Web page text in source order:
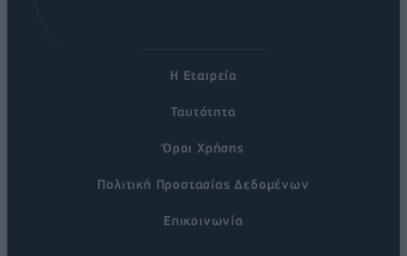
Η Εταιρεία
Ταυτότητα
Όροι Χρήσης
Πολιτική Προστασίας Δεδομένων
Επικοινωνία